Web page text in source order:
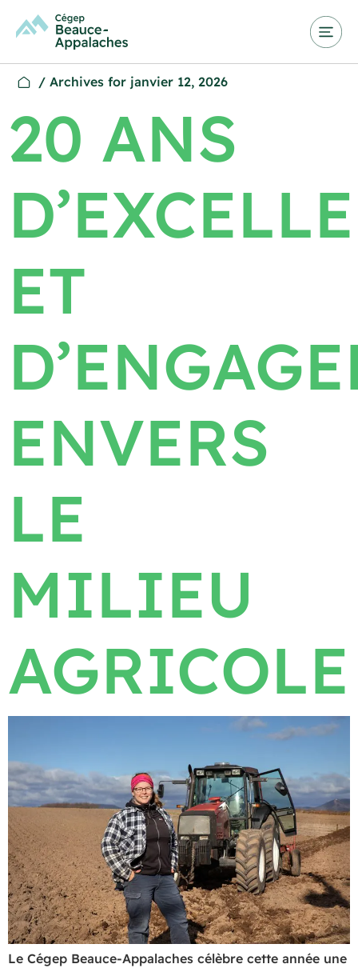
/ Archives for janvier 12, 2026
20 ANS
ET
ENVERS
LE
MILIEU
AGRICOLE
Le Cégep Beauce-Appalaches célèbre cette année une